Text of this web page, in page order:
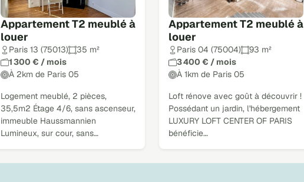
Appartement T2 meublé à
louer
Paris 13 (75013)
35 m²
1 300 € / mois
À 2km de Paris 05
Logement meublé, 2 pièces,
35,5m2 Étage 4/6, sans ascenseur,
immeuble Haussmannien
Lumineux, sur cour, sans…
Appartement T2 meublé à
louer
Paris 04 (75004)
93 m²
3 400 € / mois
À 1km de Paris 05
Loft rénove avec goût à découvrir !
Possédant un jardin, l'hébergement
LUXURY LOFT CENTER OF PARIS
bénéficie…